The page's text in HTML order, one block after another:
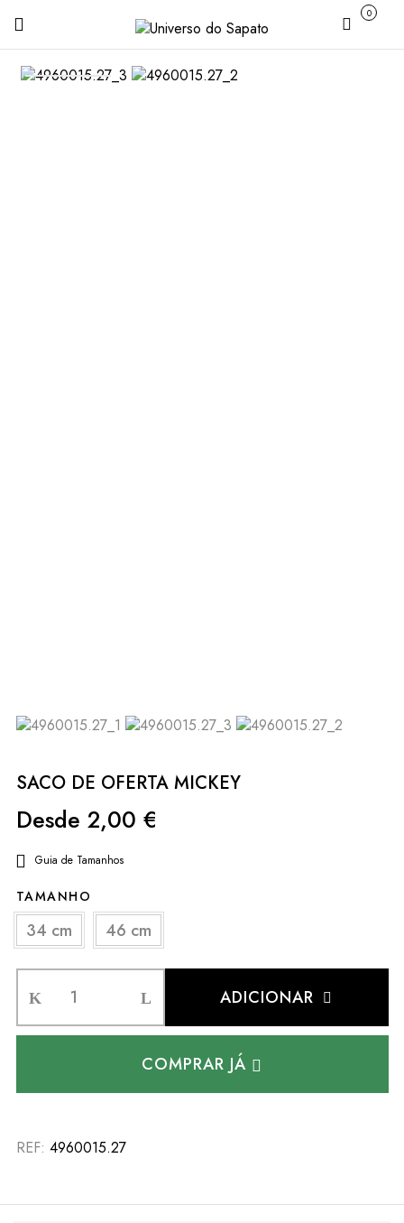
Carrinho
0
SACO DE OFERTA MICKEY
Desde 2,00 €
Guia de Tamanhos
TAMANHO
34 cm 46 cm
ADICIONAR
COMPRAR JÁ
REF: 4960015.27